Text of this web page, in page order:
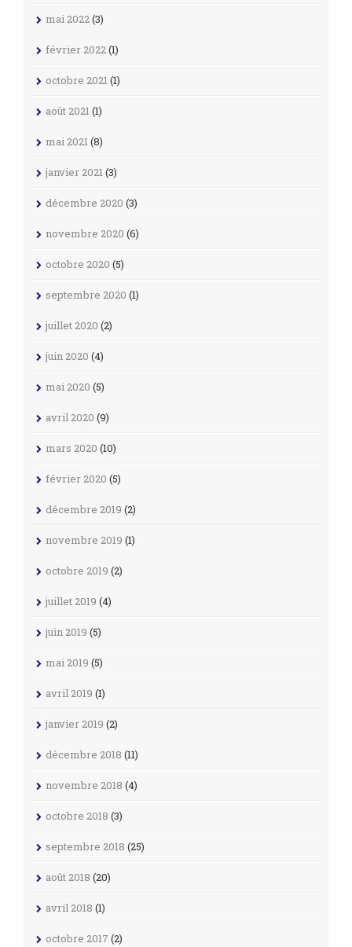
mai 2022(3)
février 2022(1)
octobre 2021(1)
août 2021(1)
mai 2021(8)
janvier 2021(3)
décembre 2020 (3)
novembre 2020 (6)
octobre 2020 (5)
septembre 2020 (1)
juillet 2020 (2)
juin 2020 (4)
mai 2020 (5)
avril 2020 (9)
mars 2020 (10)
février 2020 (5)
décembre 2019 (2)
novembre 2019 (1)
octobre 2019 (2)
juillet 2019 (4)
juin 2019 (5)
mai 2019 (5)
avril 2019 (1)
janvier 2019 (2)
décembre 2018 (11)
novembre 2018 (4)
octobre 2018 (3)
septembre 2018 (25)
août 2018 (20)
avril 2018 (1)
octobre 2017 (2)